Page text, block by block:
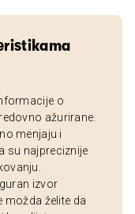
o
ažurirane.
menjaju i
su najpreciznije
izvor
želite da